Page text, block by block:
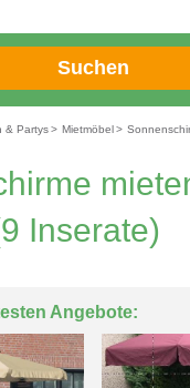
Suchen
& Partys> Mietmöbel>
Inserate)
Angebote: